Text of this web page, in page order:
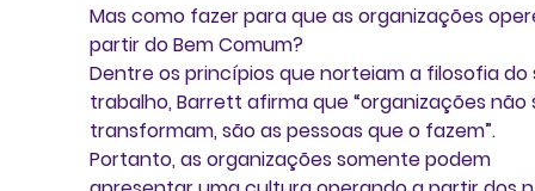
Mas como fazer para que as organizações
partir do Bem Comum?
Dentre os princípios que norteiam a filosofia
trabalho, Barrett afirma que “organizações não
transformam, são as pessoas que o fazem”.
Portanto, as organizações somente podem